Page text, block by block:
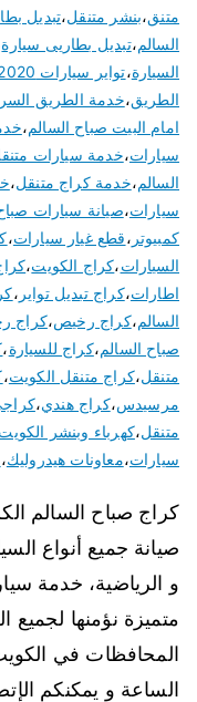
متنق،بنشر متنقل،تبديل
السالم،تبديل بطاريى سيارة
السيارة،تواير سيارات 2020
الطريق،خدمة الطريق
امام البيت صباح السالم،
سيارات،خدمة سيارات
السالم،خدمة كراج متنقل،
سيارات،صيانة سيارات
كمبيوتر ،قطع غيار سيارات،
السيارات،كراج الكويت،
اطارات،كراج تبديل تواير ،
السالم،كراج رخيص،كراج
صباح السالم،كراج للسيارة،
متنقل،كراج متنقل الكويت،
مرسيدس،كراج هندي،
متنقل،كهرباء وبنشر الكويت
سيارات،معاونات هيدروليك،
كراج صباح السالم
صيانة جميع أنواع
و الرياضية، خدمة
متميزة نؤمنها لجميع
الساعة و يمكنكم